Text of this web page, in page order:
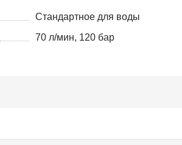
Стандартное для воды
70 л/мин, 120 бар